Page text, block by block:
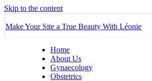
Skip to the content
Make Your Site a True Beauty With Léonie
Home
About Us
Gynaecology
Obstetrics